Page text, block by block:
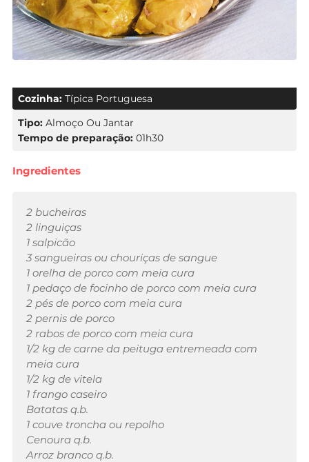
Cozinha: Típica Portuguesa
Tipo: Almoço Ou Jantar
Tempo de preparação: 01h30
Ingredientes
2 bucheiras
2 linguiças
1 salpicão
3 sangueiras ou chouriças de sangue
1 orelha de porco com meia cura
1 pedaço de focinho de porco com meia cura
2 pés de porco com meia cura
2 pernis de porco
2 rabos de porco com meia cura
1/2 kg de carne da peituga entremeada com
meia cura
1/2 kg de vitela
1 frango caseiro
Batatas q.b.
1 couve troncha ou repolho
Cenoura q.b.
Arroz branco q.b.